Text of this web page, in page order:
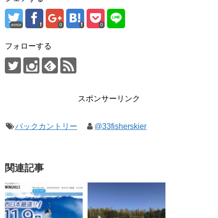
error 0 0
フォローする
スポンサーリンク
バックカントリー @33fisherskier
関連記事